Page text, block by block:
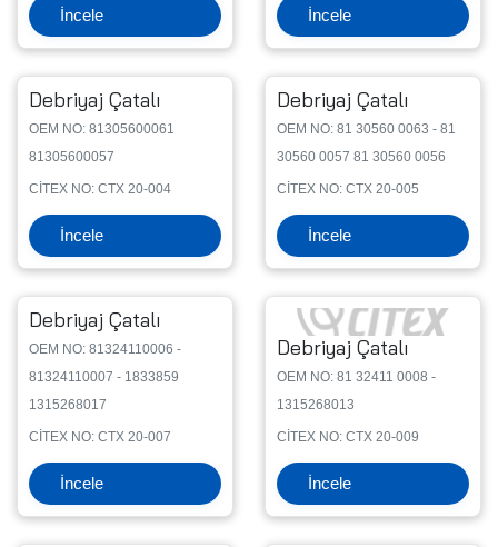
İncele İncele
Debriyaj Çatalı
OEM NO: 81305600061
81305600057
CİTEX NO: CTX 20-004
İncele
Debriyaj Çatalı
OEM NO: 81 30560 0063 - 81
30560 0057 81 30560 0056
CİTEX NO: CTX 20-005
İncele
Debriyaj Çatalı
OEM NO: 81324110006 -
81324110007 - 1833859
1315268017
CİTEX NO: CTX 20-007
İncele
Debriyaj Çatalı
OEM NO: 81 32411 0008 -
1315268013
CİTEX NO: CTX 20-009
İncele